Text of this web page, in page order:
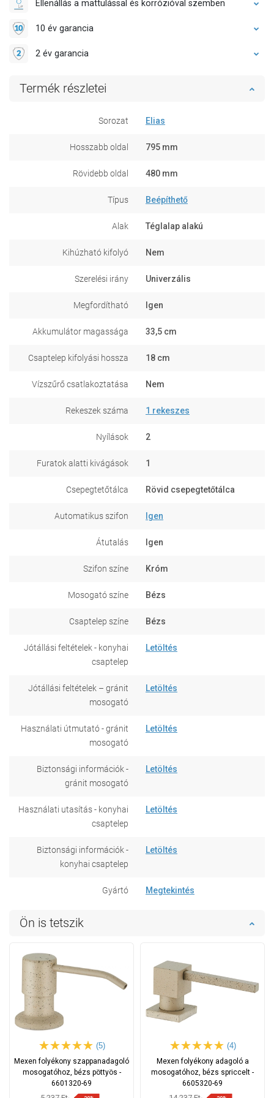
Ellenállás a mattulással és korrózióval szemben
10 év garancia
2 év garancia
Termék részletei
Sorozat Elias
Hosszabb oldal 795 mm
Rövidebb oldal 480 mm
Típus Beépíthető
Alak Téglalap alakú
Kihúzható kifolyó Nem
Szerelési irány Univerzális
Megfordítható Igen
Akkumulátor magassága 33,5 cm
Csaptelep kifolyási hossza 18 cm
Vízszűrő csatlakoztatása Nem
Rekeszek száma 1 rekeszes
Nyílások 2
Furatok alatti kivágások 1
Csepegtetőtálca Rövid csepegtetőtálca
Automatikus szifon Igen
Átutalás Igen
Szifon színe Króm
Mosogató színe Bézs
Csaptelep színe Bézs
Jótállási feltételek - konyhai
csaptelep
Letöltés
Jótállási feltételek – gránit
mosogató
Letöltés
Használati útmutató - gránit
mosogató
Letöltés
Biztonsági információk -
gránit mosogató
Letöltés
Használati utasítás - konyhai
csaptelep
Letöltés
Biztonsági információk -
konyhai csaptelep
Letöltés
Gyártó Megtekintés
Ön is tetszik
(5)
Mexen folyékony szappanadagoló
mosogatóhoz, bézs pöttyös -
6601320-69
(4)
Mexen folyékony adagoló a
mosogatóhoz, bézs spriccelt -
6605320-69